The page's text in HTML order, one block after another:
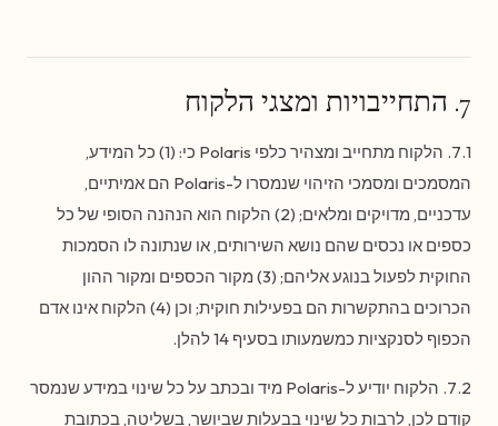
7. התחייבויות ומצגי הלקוח
7.1. הלקוח מתחייב ומצהיר כלפי Polaris כי: (1) כל המידע,
המסמכים ומסמכי הזיהוי שנמסרו ל-Polaris הם אמיתיים,
עדכניים, מדויקים ומלאים; (2) הלקוח הוא הנהנה הסופי של כל
כספים או נכסים שהם נושא השירותים, או שנתונה לו הסמכות
החוקית לפעול בנוגע אליהם; (3) מקור הכספים ומקור ההון
הכרוכים בהתקשרות הם בפעילות חוקית; וכן (4) הלקוח אינו אדם
הכפוף לסנקציות כמשמעותו בסעיף 14 להלן.
7.2. הלקוח יודיע ל-Polaris מיד ובכתב על כל שינוי במידע שנמסר
קודם לכן, לרבות כל שינוי בבעלות שביושר, בשליטה, בכתובת